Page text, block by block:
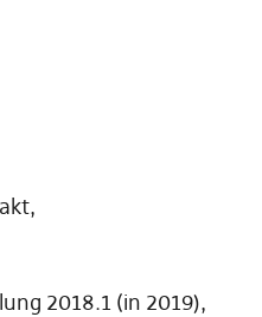
2018.1 (in 2019),